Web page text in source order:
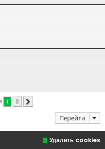
1 2
Перейти
Удалить cookies